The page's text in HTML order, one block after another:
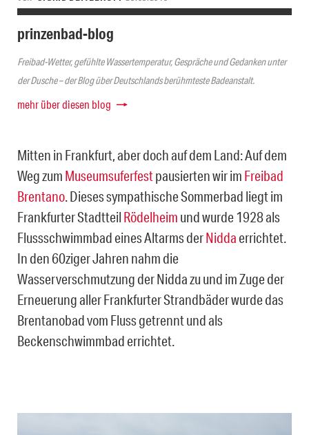
prinzenbad-blog
Freibad-Wetter, gefühlte Wassertemperatur, Gespräche und Gedanken unter
der Dusche – der Blog über Deutschlands berühmteste Badeanstalt.
mehr über diesen blog
Mitten in Frankfurt, aber doch auf dem Land: Auf dem
Weg zum Museumsuferfestpausierten wir im Freibad
Brentano. Dieses sympathische Sommerbad liegt im
Frankfurter Stadtteil Rödelheim und wurde 1928 als
Flussschwimmbad eines Altarms derNiddaerrichtet.
In den 60ziger Jahren nahm die
Wasserverschmutzung der Nidda zu und im Zuge der
Erneuerung aller Frankfurter Strandbäder wurde das
Brentanobad vom Fluss getrennt und als
Beckenschwimmbad errichtet.